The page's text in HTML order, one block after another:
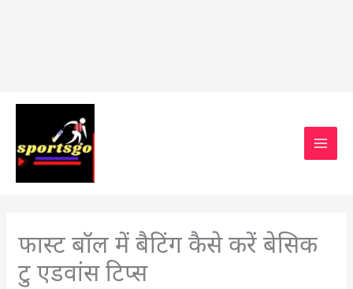
फास्ट बॉल में बैटिंग कैसे करें बेसिक
टु एडवांस टिप्स